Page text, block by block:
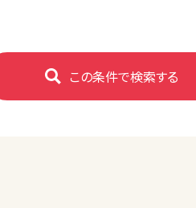
この条件で検索する